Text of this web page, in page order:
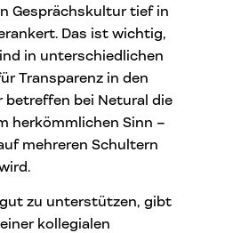
Gesprächskultur tief in
Das ist wichtig,
in unterschiedlichen
Transparenz in den
betreffen bei Netural die
herkömmlichen Sinn –
mehreren Schultern
zu unterstützen, gibt
kollegialen